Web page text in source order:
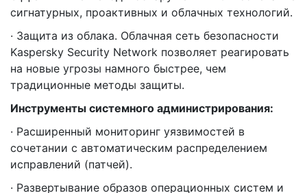
сигнатурных, проактивных и облачных технологий.
· Защита из облака. Облачная сеть безопасности
Kaspersky Security Network позволяет реагировать
на новые угрозы намного быстрее, чем
традиционные методы защиты.
Инструменты системного администрирования:
· Расширенный мониторинг уязвимостей в
сочетании с автоматическим распределением
исправлений (патчей).
· Развертывание образов операционных систем и